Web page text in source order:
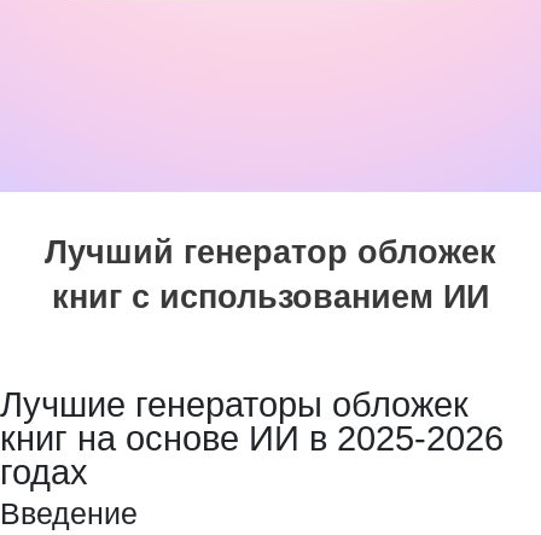
Лучший генератор обложек
книг с использованием ИИ
Лучшие генераторы обложек
книг на основе ИИ в 2025-2026
годах
Введение